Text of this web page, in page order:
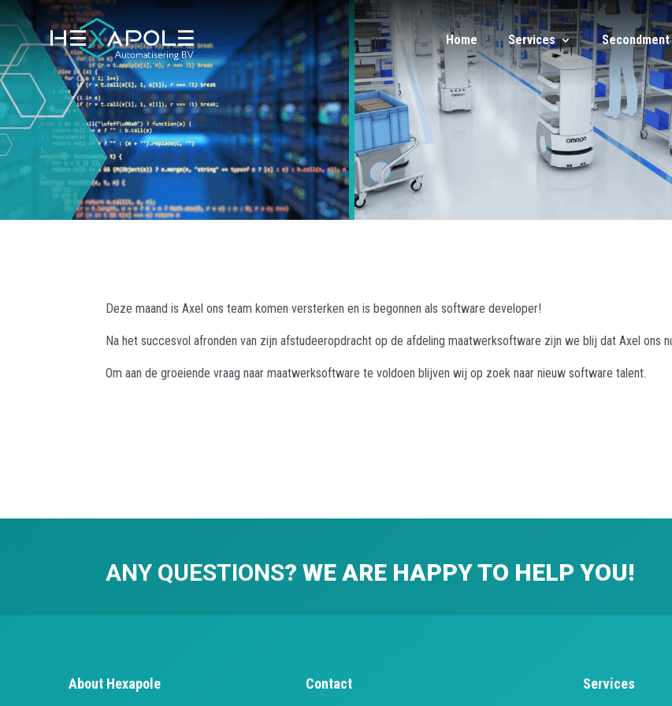
Home Services Secondment
Deze maand is Axel ons team komen versterken en is begonnen als software developer!
Na het succesvol afronden van zijn afstudeeropdracht op de afdeling maatwerksoftware zijn we blij dat Axel ons
Om aan de groeiende vraag naar maatwerksoftware te voldoen blijven wij op zoek naar nieuw software talent.
ANY QUESTIONS? WE ARE HAPPY TO HELP YOU!
About Hexapole Contact Services